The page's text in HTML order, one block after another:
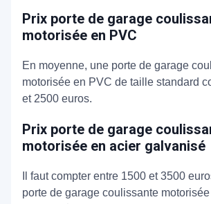
Prix porte de garage
motorisée en PVC
En moyenne, une porte de garage
motorisée en PVC de taille standard
et 2500 euros.
Prix porte de garage
motorisée en acier galvanisé
Il faut compter entre 1500 et 3500
porte de garage coulissante